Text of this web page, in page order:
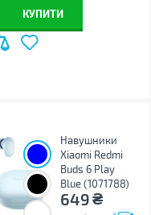
КУПИТИ
Навушники
Xiaomi Redmi
Buds 6 Play
Blue (1071788)
649₴